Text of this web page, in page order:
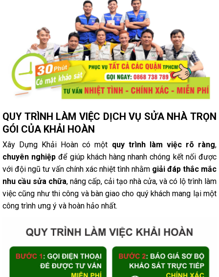
QUY TRÌNH LÀM VIỆC DỊCH VỤ SỬA NHÀ TRỌN
GÓI CỦA KHẢI HOÀN
Xây Dựng Khải Hoàn có một quy trình làm việc rõ ràng,
chuyên nghiệp để giúp khách hàng nhanh chóng kết nối được
với đội ngũ tư vấn chính xác nhiệt tình nhằm giải đáp thắc mắc
nhu cầu sửa chữa, nâng cấp, cải tạo nhà cửa, và có lộ trình làm
việc cũng như thi công và bàn giao cho quý khách mang lại một
công trình ưng ý và hoàn hảo nhất.